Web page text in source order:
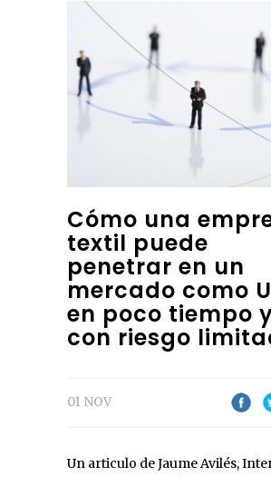
Cómo una
textil puede
penetrar en un
mercado como
en poco tiempo
con riesgo
01 NOV
Un articulo de Jaume Avilés,